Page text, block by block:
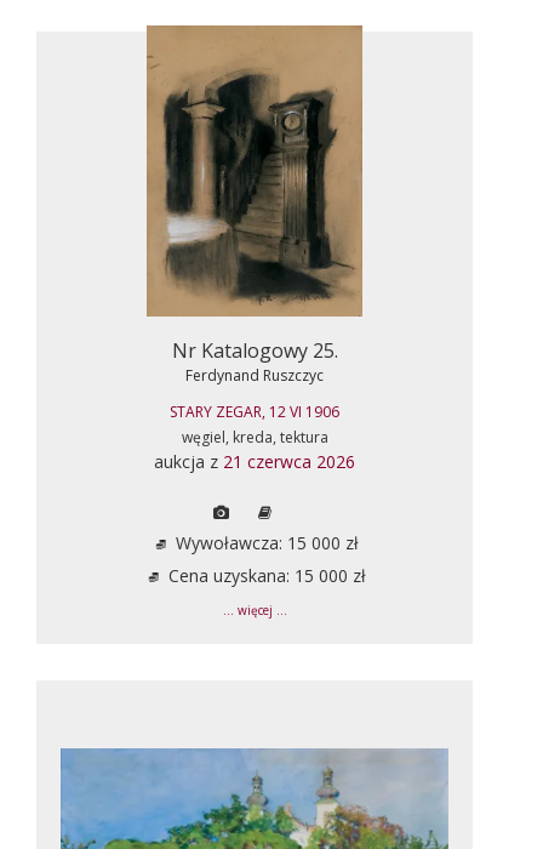
Nr Katalogowy 25.
Ferdynand Ruszczyc
STARY ZEGAR, 12 VI 1906
węgiel, kreda, tektura
aukcja z 21 czerwca 2026
Wywoławcza: 15 000 zł
Cena uzyskana: 15 000 zł
... więcej ...